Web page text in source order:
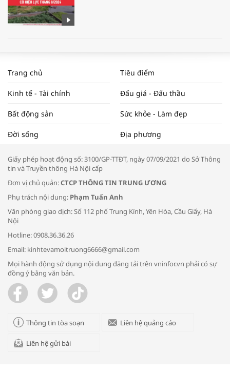
NAM NĂM 2024 VÀ NĂM 2025 | NHỊP
ĐẬP THỊ TRƯỜNG #62
Tọa đàm “Xúc tiến thương mại: Khơi
Bác sĩ tư vấn cách phòng tránh bệnh
Trao yêu thương cho em
Trang chủ Tiêu điểm
Kinh tế - Tài chính Đấu giá - Đấu thầu
Bất động sản Sức khỏe - Làm đẹp
Đời sống Địa phương
Giấy phép hoạt động số: 3100/GP-TTĐT, ngày 07/09/2021 do Sở Thông
tin và Truyền thông Hà Nội cấp
Đơn vị chủ quản:CTCP THÔNG TIN TRUNG ƯƠNG
Phụ trách nội dung: Phạm Tuấn Anh
Văn phòng giao dịch: Số 112 phố Trung Kính, Yên Hòa, Cầu Giấy, Hà
Nội
Hotline: 0908.36.36.26
Email: kinhtevamoitruong6666@gmail.com
Mọi hành động sử dụng nội dung đăng tải trên vninfor.vn phải có sự
đồng ý bằng văn bản.
Thông tin tòa soạn Liên hệ quảng cáo
Liên hệ gửi bài